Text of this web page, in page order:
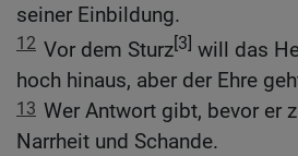
seiner Einbildung.
12 Vor dem Sturz[3] will das
hoch hinaus, aber der Ehre
13 Wer Antwort gibt, bevor er
Narrheit und Schande.